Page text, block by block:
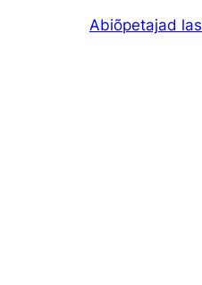
Abiõpetajad